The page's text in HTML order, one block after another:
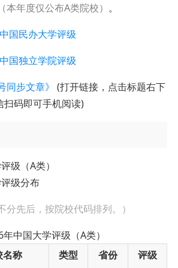
（本年度仅公布A类院校） 。
国民办大学评级
国独立学院评级
同步文章》 (打开链接，点击标题右下
扫码即可手机阅读)
级（A类）
级分布
分先后，按院校代码排列。）
中国大学评级（A类）
名称 类型 省份 评级